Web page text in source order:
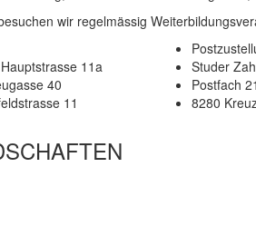
wir regelmässig
11a
40
11
Studer
Postfach
8280